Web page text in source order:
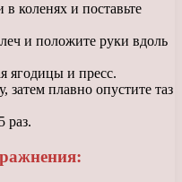
коленях и поставьте
и положите руки вдоль
ягодицы и пресс.
затем плавно опустите таз
раз.